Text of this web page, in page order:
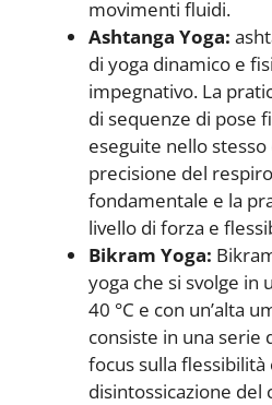
movimenti fluidi.
Ashtanga Yoga:
di yoga dinamico e
impegnativo. La
di sequenze di pose
eseguite nello
precisione del
fondamentale e la
livello di forza e
Bikram Yoga:
yoga che si svolge in
40 °C e con un’alta
consiste in una serie
focus sulla flessibilità
disintossicazione del